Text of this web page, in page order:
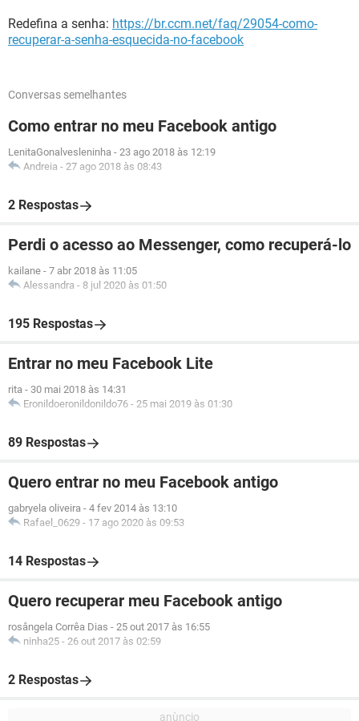
Redefina a senha: https://br.ccm.net/faq/29054-como-
recuperar-a-senha-esquecida-no-facebook
Conversas semelhantes
Como entrar no meu Facebook antigo
LenitaGonalvesleninha - 23 ago 2018 às 12:19
Andreia - 27 ago 2018 às 08:43
2 Respostas
Perdi o acesso ao Messenger, como recuperá-lo
kailane - 7 abr 2018 às 11:05
Alessandra - 8 jul 2020 às 01:50
195 Respostas
Entrar no meu Facebook Lite
rita - 30 mai 2018 às 14:31
Eronildoeronildonildo76 - 25 mai 2019 às 01:30
89 Respostas
Quero entrar no meu Facebook antigo
gabryela oliveira - 4 fev 2014 às 13:10
Rafael_0629 - 17 ago 2020 às 09:53
14 Respostas
Quero recuperar meu Facebook antigo
rosângela Corrêa Dias - 25 out 2017 às 16:55
ninha25 - 26 out 2017 às 02:59
2 Respostas